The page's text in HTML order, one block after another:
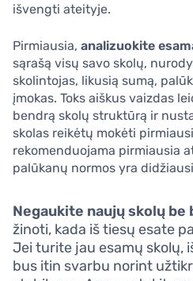
išvengti ateityje.
Pirmiausia, analizuokite
sąrašą visų savo skolų,
skolintojas, likusią sumą,
įmokas. Toks aiškus vaizdas
bendrą skolų struktūrą ir
skolas reikėtų mokėti
rekomenduojama pirmiausia
palūkanų normos yra
Negaukite naujų skolų be
žinoti, kada iš tiesų esate
Jei turite jau esamų skolų,
bus itin svarbu norint